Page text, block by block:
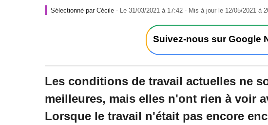
Cécile - Le 31/03/2021 à 17:42 - Mis à jour le 12/05/2021 à
Suivez-nous sur Google
Les conditions de travail actuelles ne
meilleures, mais elles n'ont rien à voir
Lorsque le travail n'était pas encore